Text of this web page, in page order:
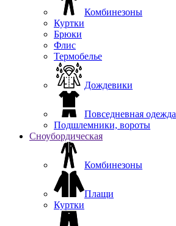
Комбинезоны
Куртки
Брюки
Флис
Термобелье
Дождевики
Повседневная одежда
Подшлемники, вороты
Сноубордическая
Комбинезоны
Плащи
Куртки